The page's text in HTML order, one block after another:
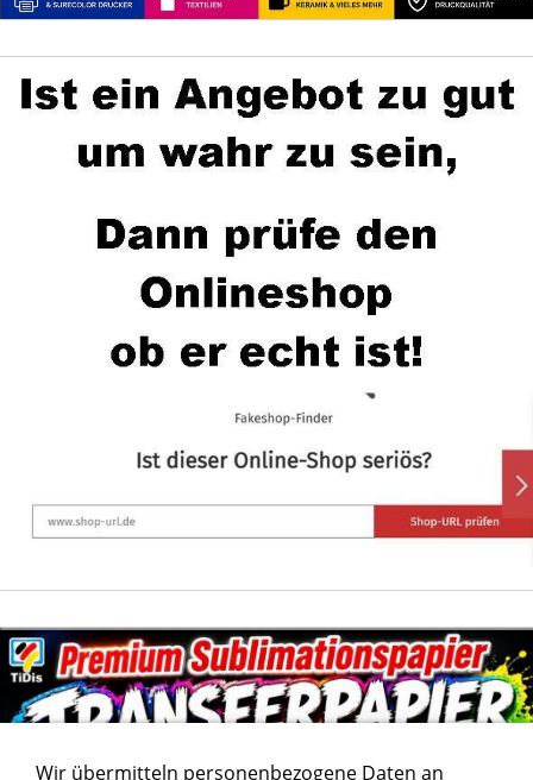
Wir übermitteln personenbezogene Daten an